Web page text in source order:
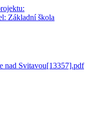
Základní škola
nad Svitavou[13357].pdf